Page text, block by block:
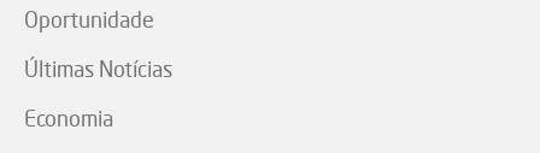
Oportunidade
Últimas Notícias
Economia